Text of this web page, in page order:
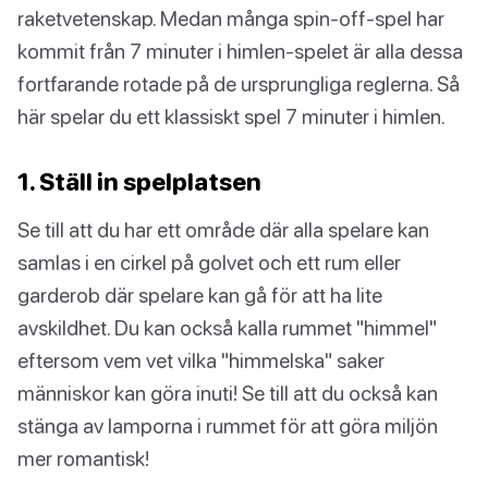
raketvetenskap. Medan många spin-off-spel har
kommit från 7 minuter i himlen-spelet är alla dessa
fortfarande rotade på de ursprungliga reglerna. Så
här spelar du ett klassiskt spel 7 minuter i himlen.
1. Ställ in spelplatsen
Se till att du har ett område där alla spelare kan
samlas i en cirkel på golvet och ett rum eller
garderob där spelare kan gå för att ha lite
avskildhet. Du kan också kalla rummet "himmel"
eftersom vem vet vilka "himmelska" saker
människor kan göra inuti! Se till att du också kan
stänga av lamporna i rummet för att göra miljön
mer romantisk!